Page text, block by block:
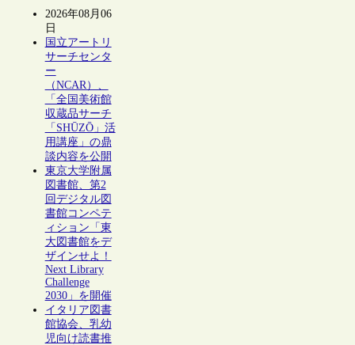
2026年08月06
日
国立アートリ
サーチセンタ
ー
（NCAR）、
「全国美術館
収蔵品サーチ
「SHŪZŌ」活
用講座」の鼎
談内容を公開
東京大学附属
図書館、第2
回デジタル図
書館コンペテ
ィション「東
大図書館をデ
ザインせよ！
Next Library
Challenge
2030」を開催
イタリア図書
館協会、乳幼
児向け読書推